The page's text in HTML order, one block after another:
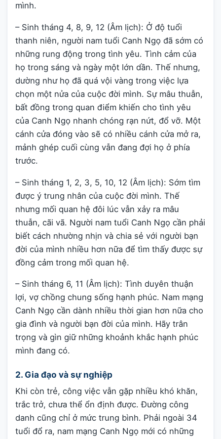
mình.
– Sinh tháng 4, 8, 9, 12 (Âm lịch): Ở độ tuổi
thanh niên, người nam tuổi Canh Ngọ đã sớm có
những rung động trong tình yêu. Tình cảm của
họ trong sáng và ngày một lớn dần. Thế nhưng,
dường như họ đã quá vội vàng trong việc lựa
chọn một nửa của cuộc đời mình. Sự mâu thuẫn,
bất đồng trong quan điểm khiến cho tình yêu
của Canh Ngọ nhanh chóng rạn nứt, đổ vỡ. Một
cánh cửa đóng vào sẽ có nhiều cánh cửa mở ra,
mảnh ghép cuối cùng vẫn đang đợi họ ở phía
trước.
– Sinh tháng 1, 2, 3, 5, 10, 12 (Âm lịch): Sớm tìm
được ý trung nhân của cuộc đời mình. Thế
nhưng mối quan hệ đôi lúc vẫn xảy ra mâu
thuẫn, cãi vã. Người nam tuổi Canh Ngọ cần phải
biết cách nhường nhịn và chia sẻ với người bạn
đời của mình nhiều hơn nữa để tìm thấy được sự
đồng cảm trong mối quan hệ.
– Sinh tháng 6, 11 (Âm lịch): Tình duyên thuận
lợi, vợ chồng chung sống hạnh phúc. Nam mạng
Canh Ngọ cần dành nhiều thời gian hơn nữa cho
gia đình và người bạn đời của mình. Hãy trân
trọng và gìn giữ những khoảnh khắc hạnh phúc
mình đang có.
2. Gia đạo và sự nghiệp
Khi còn trẻ, công việc vẫn gặp nhiều khó khăn,
trắc trở, chưa thể ổn định được. Đường công
danh cũng chỉ ở mức trung bình. Phải ngoài 34
tuổi đổ ra, nam mạng Canh Ngọ mới có những